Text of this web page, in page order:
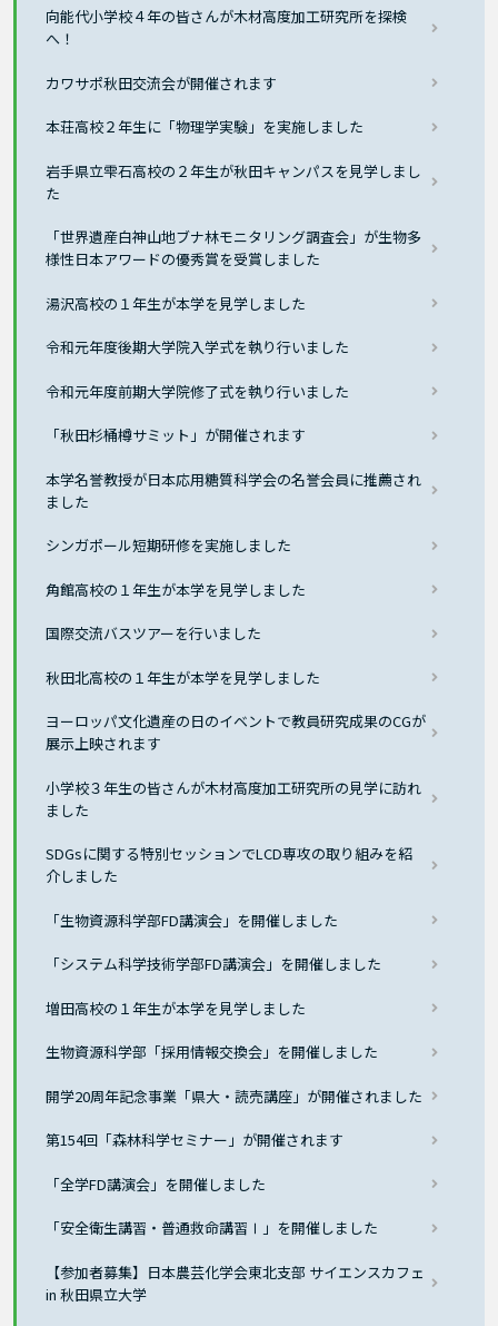
向能代小学校４年の皆さんが木材高度加工研究所を探検
へ！
カワサポ秋田交流会が開催されます
本荘高校２年生に「物理学実験」を実施しました
岩手県立雫石高校の２年生が秋田キャンパスを見学しまし
た
「世界遺産白神山地ブナ林モニタリング調査会」が生物多
様性日本アワードの優秀賞を受賞しました
湯沢高校の１年生が本学を見学しました
令和元年度後期大学院入学式を執り行いました
令和元年度前期大学院修了式を執り行いました
「秋田杉桶樽サミット」が開催されます
本学名誉教授が日本応用糖質科学会の名誉会員に推薦され
ました
シンガポール短期研修を実施しました
角館高校の１年生が本学を見学しました
国際交流バスツアーを行いました
秋田北高校の１年生が本学を見学しました
ヨーロッパ文化遺産の日のイベントで教員研究成果のCGが
展示上映されます
小学校３年生の皆さんが木材高度加工研究所の見学に訪れ
ました
SDGsに関する特別セッションでLCD専攻の取り組みを紹
介しました
「生物資源科学部FD講演会」を開催しました
「システム科学技術学部FD講演会」を開催しました
増田高校の１年生が本学を見学しました
生物資源科学部「採用情報交換会」を開催しました
開学20周年記念事業「県大・読売講座」が開催されました
第154回「森林科学セミナー」が開催されます
「全学FD講演会」を開催しました
「安全衛生講習・普通救命講習Ⅰ」を開催しました
【参加者募集】日本農芸化学会東北支部 サイエンスカフェ
in 秋田県立大学